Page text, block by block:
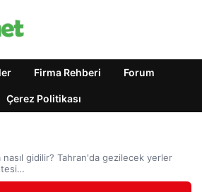
Firma Rehberi Forum
Çerez Politikası
gidilir? Tahran'da gezilecek yerler